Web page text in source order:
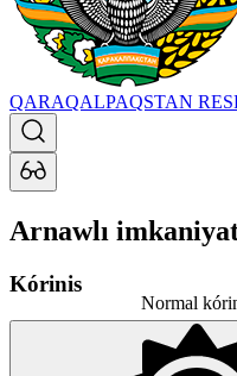
QARAQALPAQSTAN
Arnawlı
Kórinis
Normal